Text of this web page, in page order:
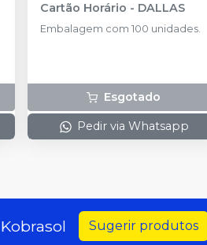
Cartão Horário - DALLAS
Embalagem com 100 unidades.
Esgotado
Pedir via Whatsapp
Sugerir produtos